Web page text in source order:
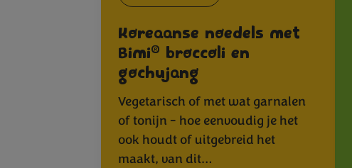
Koreaanse noedels met
Bimi® broccoli en
gochujang
Vegetarisch of met wat garnalen
of tonijn - hoe eenvoudig je het
ook houdt of uitgebreid het
maakt, van dit…